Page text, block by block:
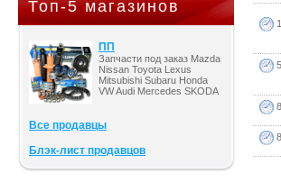
Топ-5 магазинов
ПП
Запчасти под заказ Mazda
Nissan Toyota Lexus
Mitsubishi Subaru Honda
VW Audi Mercedes SKODA
Все продавцы
Блэк-лист продавцов